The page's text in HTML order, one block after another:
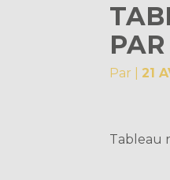
Par 21
Tableau